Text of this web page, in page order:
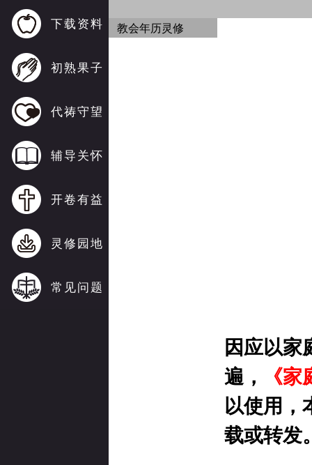
下载资料
初熟果子
代祷守望
辅导关怀
开卷有益
灵修园地
常见问题
教会年历灵修
因应以家
遍，
《
以使用，
载或转发